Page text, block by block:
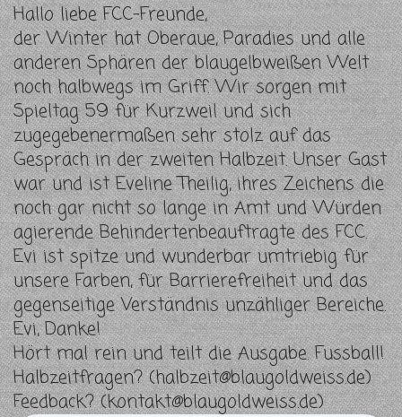
Hallo liebe FCC-Freunde,
der Winter hat Oberaue, Paradies und alle
anderen Sphären der blaugelbweißen Welt
noch halbwegs im Griff. Wir sorgen mit
Spieltag 59 für Kurzweil und sich
zugegebenermaßen sehr stolz auf das
Gespräch in der zweiten Halbzeit. Unser Gast
war und ist Eveline Theilig, ihres Zeichens die
noch gar nicht so lange in Amt und Würden
agierende Behindertenbeauftragte des FCC.
Evi ist spitze und wunderbar umtriebig für
unsere Farben, für Barrierefreiheit und das
gegenseitige Verständnis unzähliger Bereiche.
Evi, Danke!
Hört mal rein und teilt die Ausgabe. Fussball!
Halbzeitfragen? (halbzeit@blaugoldweiss.de)
Feedback? (kontakt@blaugoldweiss.de)